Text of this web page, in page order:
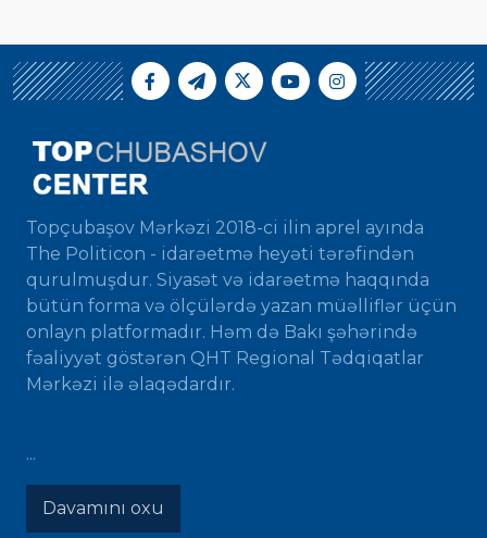
Topçubaşov Mərkəzi 2018-ci ilin aprel ayında
The Politicon - idarəetmə heyəti tərəfindən
qurulmuşdur. Siyasət və idarəetmə haqqında
bütün forma və ölçülərdə yazan müəlliflər üçün
onlayn platformadır. Həm də Bakı şəhərində
fəaliyyət göstərən QHT Regional Tədqiqatlar
Mərkəzi ilə əlaqədardır.
...
Davamını oxu